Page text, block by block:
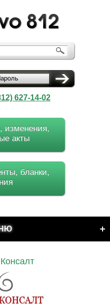
627-14-02
изменения,
акты
бланки,